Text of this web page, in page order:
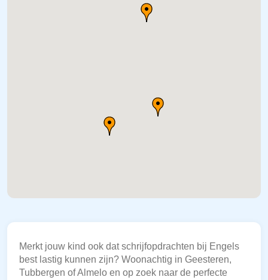
Merkt jouw kind ook dat schrijfopdrachten bij Engels
best lastig kunnen zijn? Woonachtig in Geesteren,
Tubbergen of Almelo en op zoek naar de perfecte